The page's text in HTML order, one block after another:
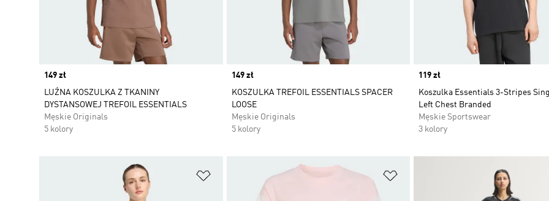
Price
149 zł
LUŹNA KOSZULKA Z TKANINY
DYSTANSOWEJ TREFOIL ESSENTIALS
Męskie Originals
5 kolory
Price
149 zł
KOSZULKA TREFOIL ESSENTIALS SPACER
LOOSE
Męskie Originals
5 kolory
Price
119 zł
Koszulka Essentials 3-Stripes
Left Chest Branded
Męskie Sportswear
3 kolory
Dodaj do listy życzeń